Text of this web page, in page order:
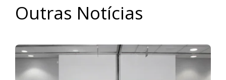
Outras Notícias